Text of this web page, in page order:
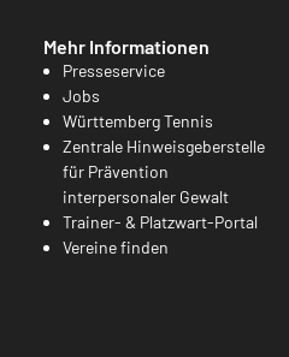
Mehr Informationen
Presseservice
Jobs
Württemberg Tennis
Zentrale Hinweisgeberstelle
für Prävention
interpersonaler Gewalt
Trainer- & Platzwart-Portal
Vereine finden